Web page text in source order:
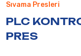
Sıvama Presleri
PLC
PRES